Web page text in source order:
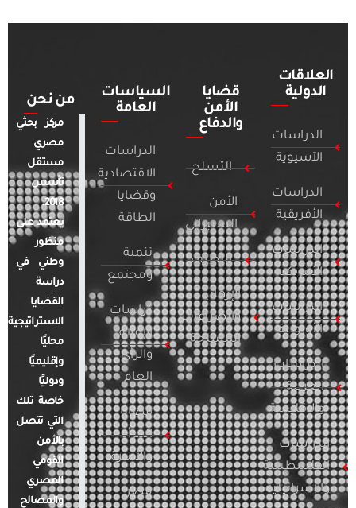
العلاقات
الدولية
الدراسات
الآسيوية
الدراسات
الأفريقية
الدراسات
الأمريكية
الدراسات
الأوروبية
الدراسات
العربية
والإقليمية
الدراسات
الفلسطينية
والإسرائيلية
قضايا
الأمن
والدفاع
التسلح
الأمن
السيبراني
التطرف
الإرهاب
والصراعات
المسلحة
السياسات
العامة
الدراسات
الاقتصادية
وقضايا
الطاقة
تنمية
ومجتمع
دراسات
الإعلام
والرأي
العام
قضايا
المرأة
والأسرة
مصر
من نحن
مركز بحثي
مصري
مستقل
تأسس
2018.
يعتمد على
منظور
وطني في
دراسة
القضايا
الاستراتيجية
محليًا
وإقليميًا
ودوليًا
خاصة تلك
التي تتصل
بالأمن
القومي
المصري
والمصالح